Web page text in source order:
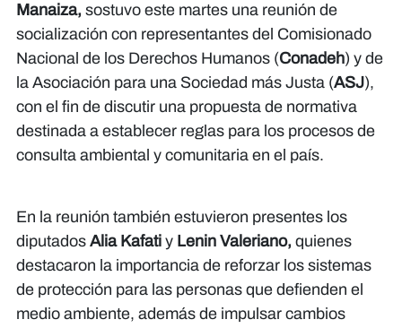
Manaiza, sostuvo este martes una reunión de
socialización con representantes del Comisionado
Nacional de los Derechos Humanos (Conadeh) y de
la Asociación para una Sociedad más Justa (ASJ),
con el fin de discutir una propuesta de normativa
destinada a establecer reglas para los procesos de
consulta ambiental y comunitaria en el país.
En la reunión también estuvieron presentes los
diputados Alia Kafati y Lenin Valeriano, quienes
destacaron la importancia de reforzar los sistemas
de protección para las personas que defienden el
medio ambiente, además de impulsar cambios